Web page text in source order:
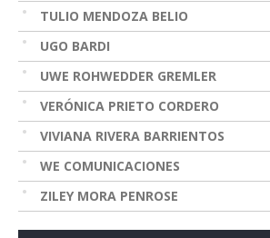
TULIO MENDOZA BELIO
UGO BARDI
UWE ROHWEDDER GREMLER
VERÓNICA PRIETO CORDERO
VIVIANA RIVERA BARRIENTOS
WE COMUNICACIONES
ZILEY MORA PENROSE